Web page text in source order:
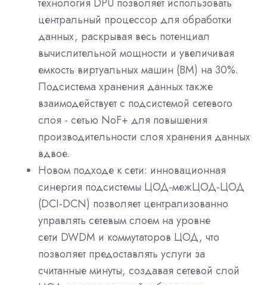
центральный процессор для обработки
данных, раскрывая весь потенциал
вычислительной мощности и увеличивая
емкость виртуальных машин (ВМ) на 30%.
Подсистема хранения данных также
взаимодействует с подсистемой сетевого
слоя - сетью NoF+ для повышения
производительности слоя хранения данных
вдвое.
Новом подходе к сети: инновационная
синергия подсистемы ЦОД-межЦОД-ЦОД
(DCI-DCN) позволяет централизованно
управлять сетевым слоем на уровне
сети DWDM и коммутаторов ЦОД, что
позволяет предоставлять услуги за
считанные минуты, создавая сетевой слой